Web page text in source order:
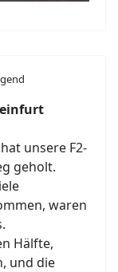
unsere F2-
geholt.
waren
Hälfte,
und die